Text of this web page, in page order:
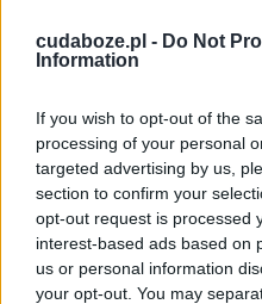
cudaboze.pl - Do Not
Information
If you wish to opt-out of the
processing of your personal
targeted advertising by us,
section to confirm your
opt-out request is processed
interest-based ads based on
us or personal information
your opt-out. You may
Powszechnego,
ciężarnych,
uznawany za patrona